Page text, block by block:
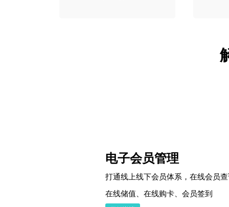
电子会员管理
打通线上线下会员体系，在线会员
在线储值、在线购卡、会员签到